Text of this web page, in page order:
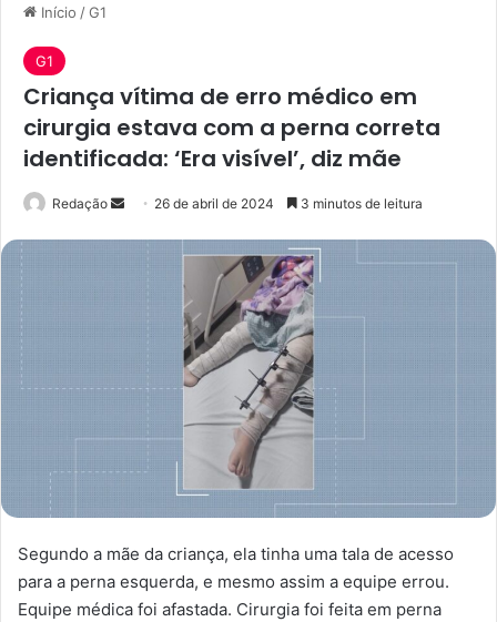
Início /G1
G1
Criança vítima de erro médico em
cirurgia estava com a perna correta
identificada: ‘Era visível’, diz mãe
Redação
e
a
l
26 de abril de 2024 3 minutos de leitura
Segundo a mãe da criança, ela tinha uma tala de acesso
para a perna esquerda, e mesmo assim a equipe errou.
Equipe médica foi afastada. Cirurgia foi feita em perna